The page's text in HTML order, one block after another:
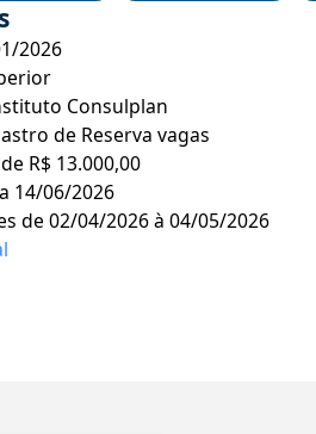
2026
Consulplan
de Reserva vagas
R$ 13.000,00
14/06/2026
de 02/04/2026 à 04/05/2026